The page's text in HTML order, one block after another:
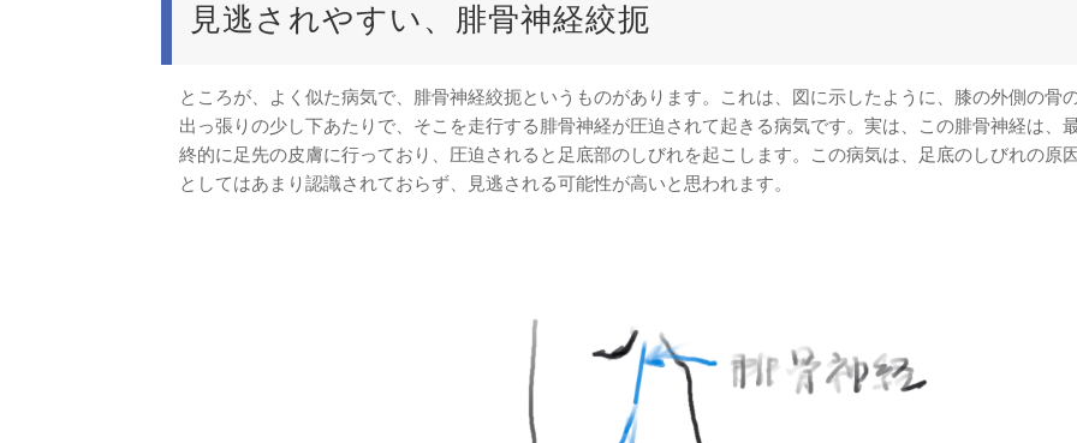
見逃されやすい、腓骨神経絞扼
ところが、よく似た病気で、腓骨神経絞扼というものがあります。これは、図に示したように、膝の外側の骨
出っ張りの少し下あたりで、そこを走行する腓骨神経が圧迫されて起きる病気です。実は、この腓骨神経は、
終的に足先の皮膚に行っており、圧迫されると足底部のしびれを起こします。この病気は、足底のしびれの原
としてはあまり認識されておらず、見逃される可能性が高いと思われます。